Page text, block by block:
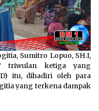
Sumitro Lopuo, SH.I,
triwulan ketiga yang
itu, dihadiri oleh para
yang terkena dampak